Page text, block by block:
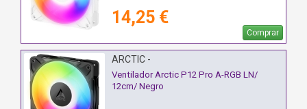
14,25 €
Comprar
ARCTIC -
Ventilador Arctic P12 Pro A-RGB LN/
12cm/ Negro